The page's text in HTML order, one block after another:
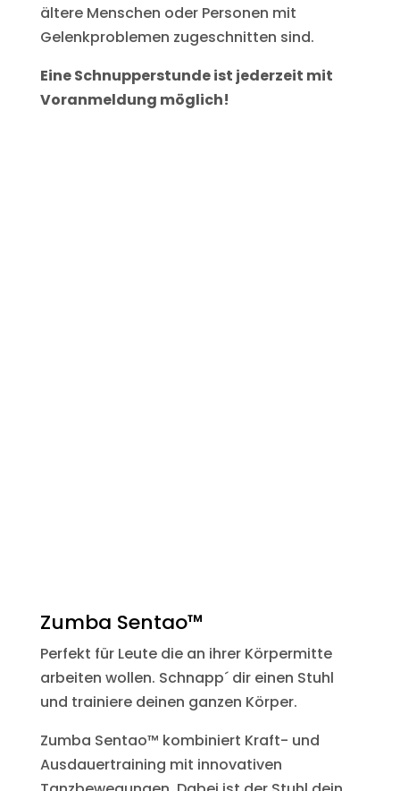
ältere Menschen oder Personen mit
Gelenkproblemen zugeschnitten sind.
Eine Schnupperstunde ist jederzeit mit
Voranmeldung möglich!
Zumba Sentao™
Perfekt für Leute die an ihrer Körpermitte
arbeiten wollen. Schnapp´ dir einen Stuhl
und trainiere deinen ganzen Körper.
Zumba Sentao™ kombiniert Kraft- und
Ausdauertraining mit innovativen